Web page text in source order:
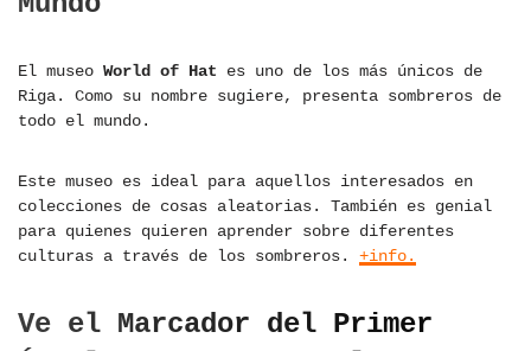
El museo World of Hat es uno de los más únicos de
Riga. Como su nombre sugiere, presenta sombreros de
todo el mundo.
Este museo es ideal para aquellos interesados en
colecciones de cosas aleatorias. También es genial
para quienes quieren aprender sobre diferentes
culturas a través de los sombreros. +info.
Ve el Marcador del Primer